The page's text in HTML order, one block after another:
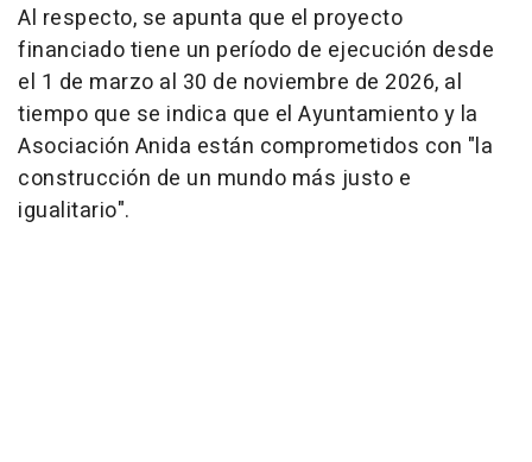
Al respecto, se apunta que el proyecto
financiado tiene un período de ejecución desde
el 1 de marzo al 30 de noviembre de 2026, al
tiempo que se indica que el Ayuntamiento y la
Asociación Anida están comprometidos con "la
construcción de un mundo más justo e
igualitario".